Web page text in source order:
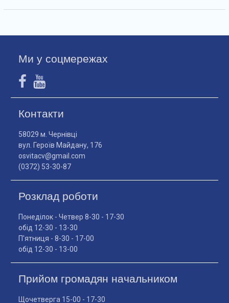
Ми у соцмережах
Контакти
58029 м. Чернівці
вул. Героїв Майдану, 176
osvitacv@gmail.com
(0372) 53-30-87
Розклад роботи
Понеділок - Четвер 8-30 - 17-30
обід 12-30 - 13-30
П'ятниця - 8-30 - 17-00
обід 12-30 - 13-00
Прийом громадян начальником
Щочетверга 15-00 - 17-30